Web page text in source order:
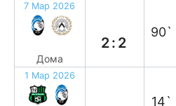
7 Мар 2026
Дома
2:2
90`
1 Мар 2026
14`